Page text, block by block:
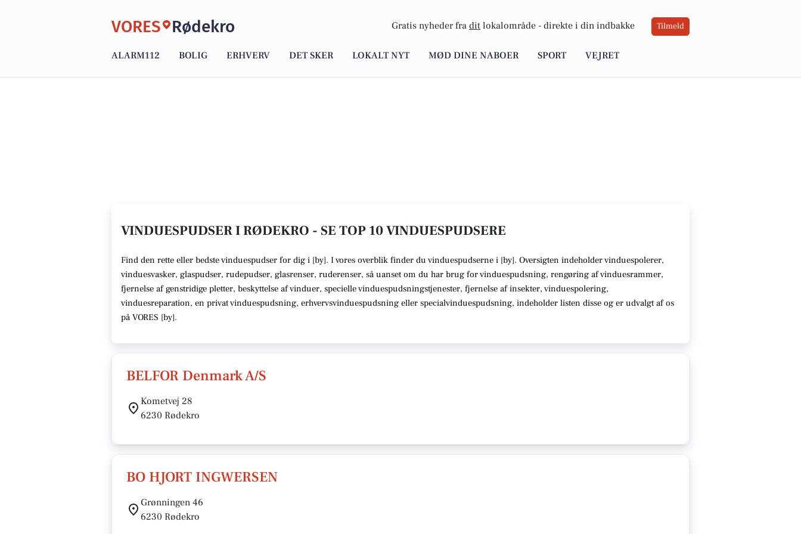
VORES Rødekro Gratis nyheder fra dit lokalområde - direkte i din indbakke Tilmeld
ALARM112 BOLIG ERHVERV DET SKER LOKALT NYT MØD DINE NABOER SPORT VEJRET
VINDUESPUDSER I RØDEKRO - SE TOP 10 VINDUESPUDSERE
Find den rette eller bedste vinduespudser for dig i [by]. I vores overblik finder du vinduespudserne i [by]. Oversigten indeholder vinduespolerer,
vinduesvasker, glaspudser, rudepudser, glasrenser, ruderenser, så uanset om du har brug for vinduespudsning, rengøring af vinduesrammer,
fjernelse af genstridige pletter, beskyttelse af vinduer, specielle vinduespudsningstjenester, fjernelse af insekter, vinduespolering,
vinduesreparation, en privat vinduespudsning, erhvervsvinduespudsning eller specialvinduespudsning, indeholder listen disse og er udvalgt af os
på VORES [by].
BELFOR Denmark A/S
Kometvej 28
6230 Rødekro
BO HJORT INGWERSEN
Grønningen 46
6230 Rødekro